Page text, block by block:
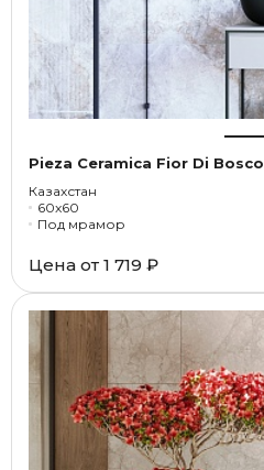
Pieza Ceramica Fior Di Bosco
Казахстан
60x60
Под мрамор
Цена от 1 719 ₽